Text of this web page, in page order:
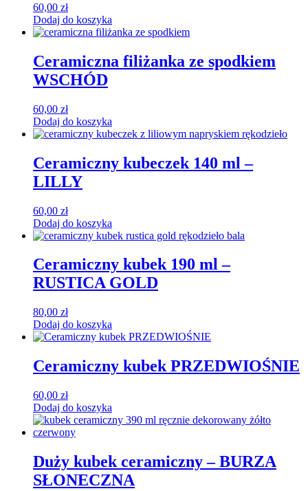
60,00 zł
Dodaj do koszyka
Ceramiczna filiżanka ze spodkiem
WSCHÓD
60,00 zł
Dodaj do koszyka
Ceramiczny kubeczek 140 ml –
LILLY
60,00 zł
Dodaj do koszyka
Ceramiczny kubek 190 ml –
RUSTICA GOLD
80,00 zł
Dodaj do koszyka
Ceramiczny kubek PRZEDWIOŚNIE
60,00 zł
Dodaj do koszyka
Duży kubek ceramiczny – BURZA
SŁONECZNA